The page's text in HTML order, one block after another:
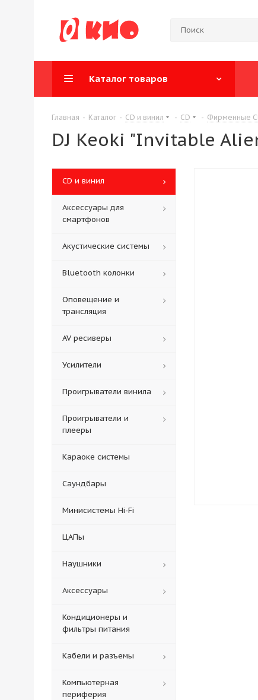
Каталог товаров
Главная - Каталог - CD и винил - CD - Фирменные
DJ Keoki "Invitable
CD и винил
Аксессуары для
смартфонов
Акустические системы
Bluetooth колонки
Оповещение и
трансляция
AV ресиверы
Усилители
Проигрыватели винила
Проигрыватели и
плееры
Караоке системы
Саундбары
Минисистемы Hi-Fi
ЦАПы
Наушники
Аксессуары
Кондиционеры и
фильтры питания
Кабели и разъемы
Компьютерная
периферия